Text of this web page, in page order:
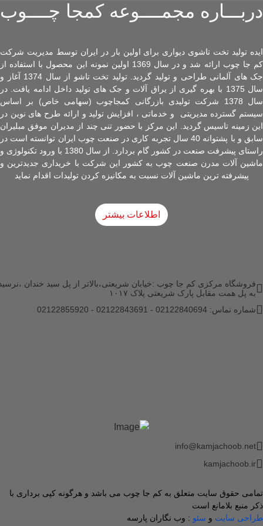
دربـــاره مجمــــوعه کمجا چــــوب
ایده تولید تخت تاشوی دیواری برای اولین بار در ایران توسط مدیریت شرکت
کم جا چوب ارائه شد و در سال 1369 اولین نمونه این محصول با استفاده از
جک های آلمانی طراحی و تولید گردید. تولید تخت تاشو از سال 1374 آغاز و
سال 1375 با بهره گیری از یراق آلات و جک های تولید داخل ادامه یافت. در
سال 1378 شرکت تولیدی بازرگانی کمجاچوب (سهامی خاص) بر اساس
سیستم گسترده مدیریتی و خدماتی ، افزایش تولید و ارائه طرح های نوین در
این زمینه تاسیس گردید. این مرکز با حضور تنی چند از مدیران موفق مبلیران
سابق و با پشتوانه 40 سال تجربه کاری در صنعت چوب ایران توانسته است در
راستای پیشرفت صنعت در کشور گام بردارد. از سال 1380 با ورود تکنولوژی و
ماشین آلات مدرن صنعت چوب به کشور این شرکت با خریداری جدیدترین و
پیشرفته ترین ماشین آلات نسبت به مکانیزه کردن تولیدات اقدام نماید
اطلاعات بیشتر
فروشگاه مرکزی کم جا چوب :خیابان شریعتی،بالاتر از پل سید خندان
به پل همت مقابل پارک شریعتی پلاک ۱۰۱۷
شماره تماس: 02122840694 - 02122843691 - 02122855920
info@kamjachoob.net
kamjachoob.ir
تمامی حقوق سایت متعلق به کم جا چوب می باشد و هرگونه کپی برداری با
ذکر منبع بلامانع است
طراحی سایت و سئو : وب نگاران پارسه